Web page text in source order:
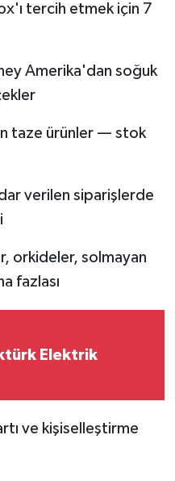
tercih etmek için 7
Amerika'dan soğuk
taze ürünler — stok
verilen siparişlerde
orkideler, solmayan
fazlası
Elektrik
ve kişiselleştirme